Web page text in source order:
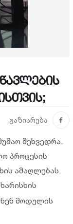
გაზიარება
შეხვედრა,
პროცესის
ამაღლებას.
მოდულის